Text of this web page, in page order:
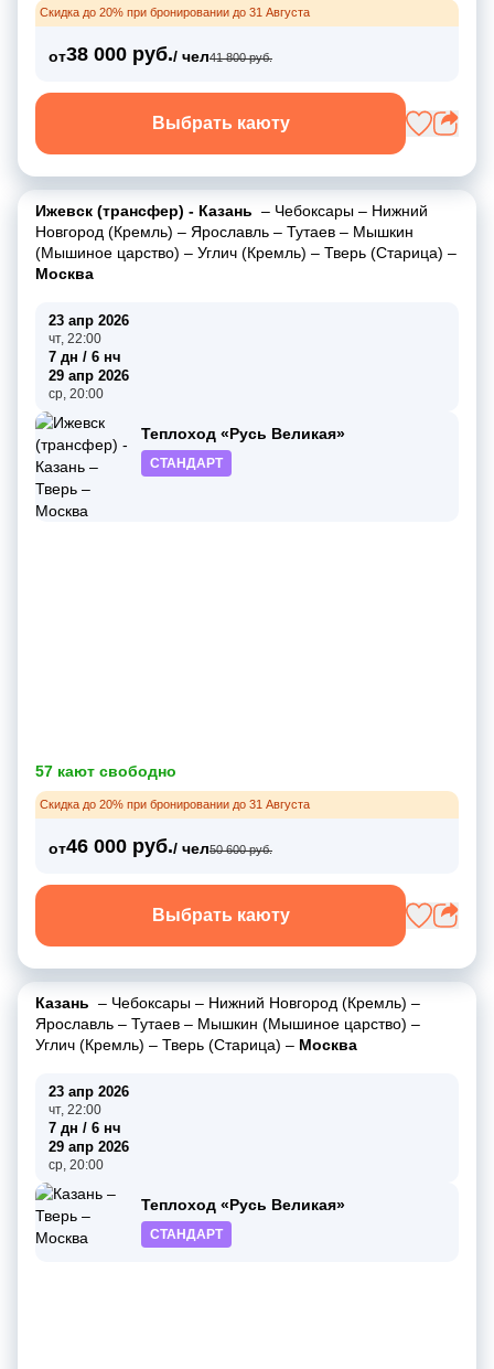
Скидка до 20% при бронировании до 31 Августа
от38 000 руб./ чел41 800 руб.
Выбрать каюту
Ижевск (трансфер) - Казань – Чебоксары – Нижний
Новгород (Кремль) – Ярославль – Тутаев – Мышкин
(Мышиное царство) – Углич (Кремль) – Тверь (Старица) –
Москва
23 апр 2026
чт, 22:00
7 дн / 6 нч
29 апр 2026
ср, 20:00
Теплоход «Русь Великая»
СТАНДАРТ
57 кают свободно
Скидка до 20% при бронировании до 31 Августа
от46 000 руб./ чел50 600 руб.
Выбрать каюту
Казань – Чебоксары – Нижний Новгород (Кремль) –
Ярославль – Тутаев – Мышкин (Мышиное царство) –
Углич (Кремль) – Тверь (Старица) – Москва
23 апр 2026
чт, 22:00
7 дн / 6 нч
29 апр 2026
ср, 20:00
Теплоход «Русь Великая»
СТАНДАРТ